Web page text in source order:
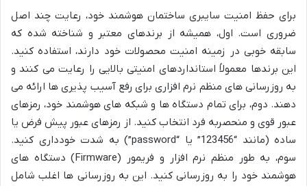
برای حفظ امنیت سایبری ساختمان هوشمند خود، رعایت چند اصل
ضروری است. اول، همیشه از برندهای معتبر و شناخته شده که
سابقه خوبی در زمینه امنیت محصولات خود دارند، استفاده کنید.
این برندها معمولاً استانداردهای امنیتی بالایی را رعایت می کنند و
به روزرسانی های منظم نرم افزاری برای رفع آسیب پذیری ها ارائه می
دهند. دوم، برای تمام دستگاه ها و شبکه های هوشمند خود، رمزهای
عبور قوی و منحصربه فرد انتخاب کنید. از رمزهای عبور پیش فرض یا
ساده (مانند “123456” یا “password”) به شدت خودداری کنید.
سوم، به طور منظم نرم افزار و فریمور (Firmware) دستگاه های
هوشمند خود را به روزرسانی کنید. این به روزرسانی ها اغلب شامل